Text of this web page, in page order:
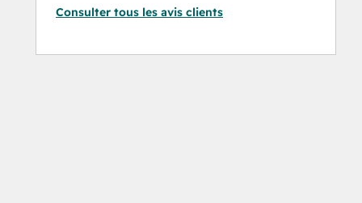
Consulter tous les avis clients